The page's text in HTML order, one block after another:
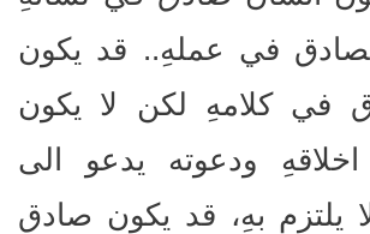
في عملهِ.. قد يكون
في كلامهِ لكن لا يكون
ودعوته يدعو الى
يلتزم بهِ، قد يكون صادق